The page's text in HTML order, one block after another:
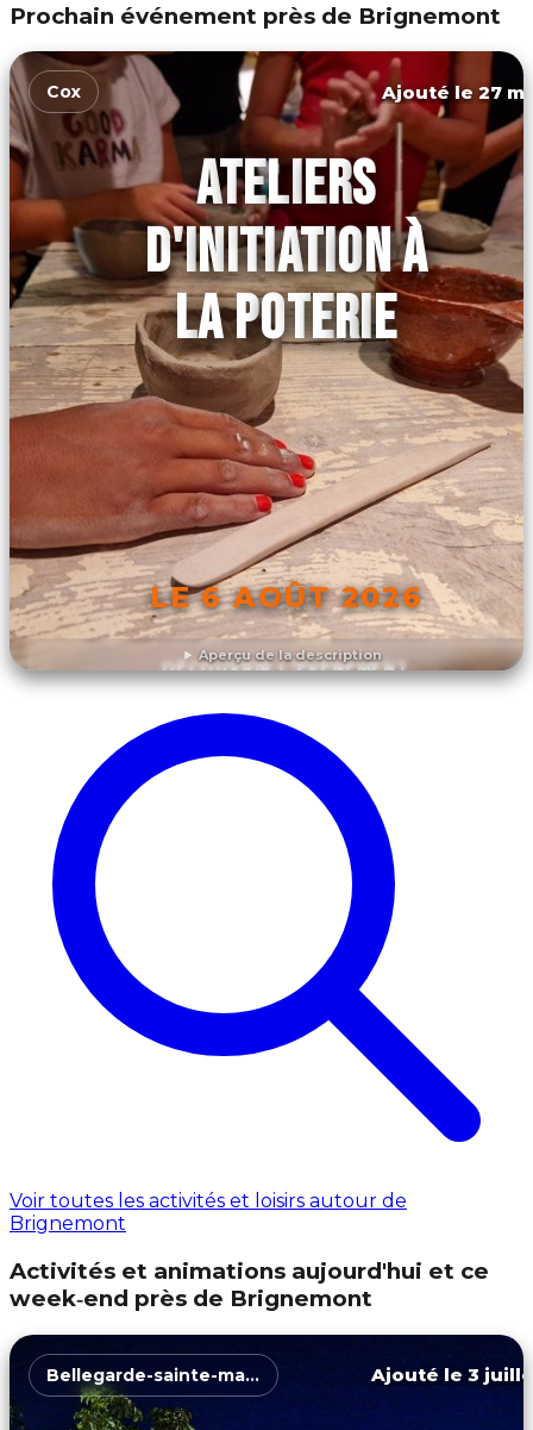
Prochain événement près de Brignemont
Aperçu de la description
Cox Ajouté le 27
ATELIERS
D'INITIATION À
LA POTERIE
LE 6 AOÛT 2026
DÉCOUVRIR L'ÉVÉNEMENT
Voir toutes les activités et loisirs autour de
Brignemont
Activités et animations aujourd'hui et ce
week‑end près de Brignemont
Bellegarde-sainte-marie Ajouté le 3